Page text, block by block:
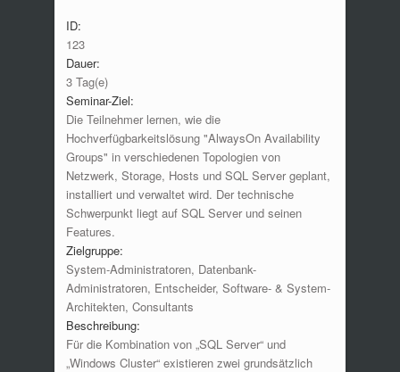
ID:
123
Dauer:
3 Tag(e)
Seminar-Ziel:
Die Teilnehmer lernen, wie die
Hochverfügbarkeitslösung "AlwaysOn Availability
Groups" in verschiedenen Topologien von
Netzwerk, Storage, Hosts und SQL Server geplant,
installiert und verwaltet wird. Der technische
Schwerpunkt liegt auf SQL Server und seinen
Features.
Zielgruppe:
System-Administratoren, Datenbank-
Administratoren, Entscheider, Software- & System-
Architekten, Consultants
Beschreibung:
Für die Kombination von „SQL Server“ und
„Windows Cluster“ existieren zwei grundsätzlich